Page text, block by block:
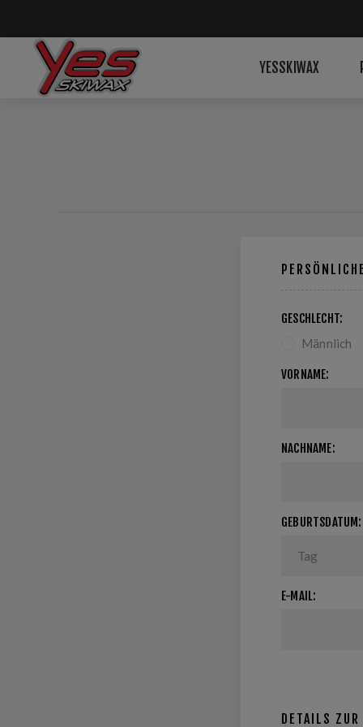
YESSKIWAX
GESCHLECHT:
Männlich
VORNAME:
NACHNAME:
GEBURTSDATUM:
E-MAIL:
DETAILS